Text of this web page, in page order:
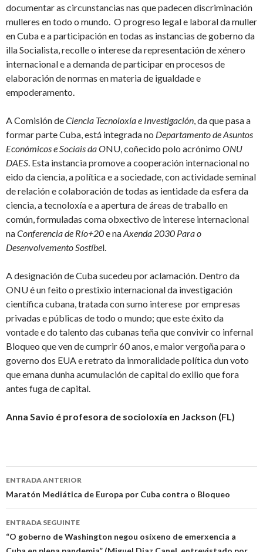
documentar as circunstancias nas que padecen discriminación
mulleres en todo o mundo. O progreso legal e laboral da muller
en Cuba e a participación en todas as instancias de goberno da
illa Socialista, recolle o interese da representación de xénero
internacional e a demanda de participar en procesos de
elaboración de normas en materia de igualdade e
empoderamento.
A Comisión deCiencia Tecnoloxía e Investigación, da que pasa a
formar parte Cuba, está integrada no Departamento de Asuntos
Económicos e Sociais da ONU, coñecido polo acrónimo ONU
DAES. Esta instancia promove a cooperación internacional no
eido da ciencia, a política e a sociedade, con actividade seminal
de relación e colaboración de todas as ientidade da esfera da
ciencia, a tecnoloxía e a apertura de áreas de traballo en
común, formuladas coma obxectivo de interese internacional
naConferencia de Río+20e naAxenda 2030 Para o
Desenvolvemento Sostíbel.
A designación de Cuba sucedeu por aclamación. Dentro da
ONU é un feito o prestixio internacional da investigación
científica cubana, tratada con sumo interese por empresas
privadas e públicas de todo o mundo; que este éxito da
vontade e do talento das cubanas teña que convivir co infernal
Bloqueo que ven de cumprir 60 anos, e maior vergoña para o
governo dos EUA e retrato da inmoralidade política dun voto
que emana dunha acumulación de capital do exilio que fora
antes fuga de capital.
Anna Savio é profesora de socioloxía en Jackson (FL)
Ir
a
entrada
ENTRADA ANTERIOR
Maratón Mediática de Europa por Cuba contra o Bloqueo
ENTRADA SEGUINTE
“O goberno de Washington negou osíxeno de emerxencia a